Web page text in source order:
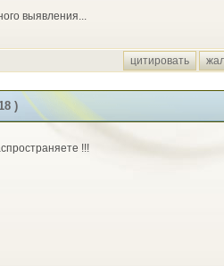
выявления...
цитировать
)
!!!